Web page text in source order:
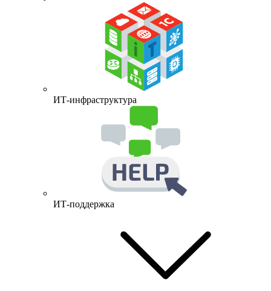
ИТ-инфраструктура
ИТ-поддержка